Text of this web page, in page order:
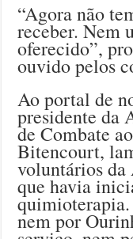
“Agora não
receber. Nem
oferecido”,
ouvido pelos
Ao portal de
presidente da
de Combate
Bitencourt,
voluntários da
que havia
nem por